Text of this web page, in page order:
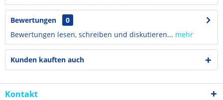
Bewertungen
0
Bewertungen lesen, schreiben und diskutieren... mehr
Kunden kauften auch
Kontakt